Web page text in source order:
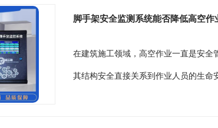
脚手架安全监测系统能否降低高空
在建筑施工领域，高空作业一直是安全
其结构安全直接关系到作业人员的生命